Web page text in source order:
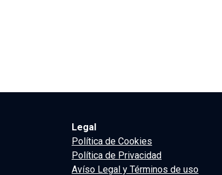
Legal
Política de Cookies
Política de Privacidad
Avíso Legal y Términos de uso